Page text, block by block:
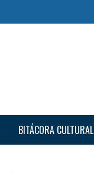
BITÁCORA CULTURAL